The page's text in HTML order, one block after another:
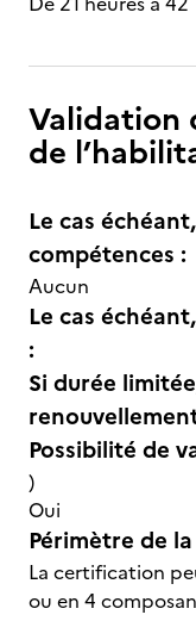
Validation
de
Le cas
compétences :
Aucun
Le cas
:
Si durée
Possibilité de
)
Oui
Périmètre de
La certification
ou en 4